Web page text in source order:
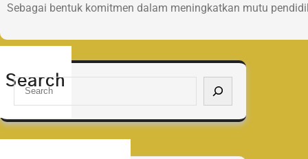
Sebagai bentuk komitmen dalam meningkatkan mutu
Search
S
a